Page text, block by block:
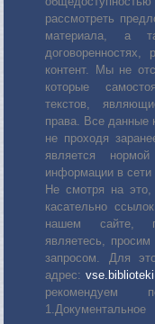
рассмотреть
материала, а
контент. Мы не
которые
текстов,
права. Все данные
не проходя
является
информации в сети
Не смотря на это,
касательно
нашем сайте,
являетесь,
запросом. Для
адрес: